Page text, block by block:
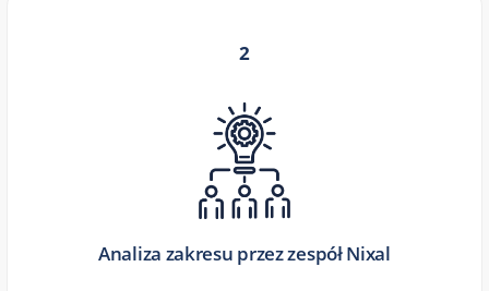
2
Analiza zakresu przez zespół Nixal